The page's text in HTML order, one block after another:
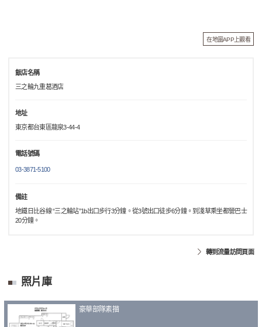
在地圖APP上觀看
飯店名稱
三之輪九重葛酒店
地址
東京都台東區龍泉3-44-4
電話號碼
03-3871-5100
備註
地鐵日比谷線 “三之輪站”1b出口步行3分鐘。從3號出口徒步6分鐘。到淺草乘坐都營巴士
20分鐘。
轉到流量訪問頁面
照片庫
豪華部隊素描